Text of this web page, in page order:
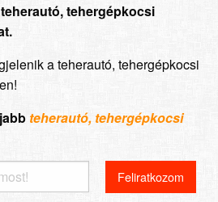
tehergépkocsi
a teherautó, tehergépkocsi
teherautó, tehergépkocsi